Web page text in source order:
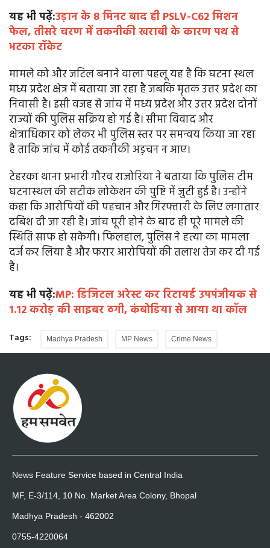
यह भी पढ़ें:उड़ान के 8 मिनट बाद ही PSLV-C62 मिशन
फेल, तीसरे चरण में तकनीकी खराबी के कारण पथ से
भटका रॉकेट
मामले को और जटिल बनाने वाला पहलू यह है कि घटना स्थल
मध्य प्रदेश क्षेत्र में बताया जा रहा है जबकि मृतक उत्तर प्रदेश का
निवासी है। इसी वजह से जांच में मध्य प्रदेश और उत्तर प्रदेश दोनों
राज्यों की पुलिस सक्रिय हो गई है। सीमा विवाद और
क्षेत्राधिकार को लेकर भी पुलिस स्तर पर समन्वय किया जा रहा
है ताकि जांच में कोई तकनीकी अड़चन न आए।
टेहरका थाना प्रभारी गौरव राजोरिया ने बताया कि पुलिस टीम
घटनास्थल की सटीक लोकेशन की पुष्टि में जुटी हुई है। उन्होंने
कहा कि आरोपियों की पहचान और गिरफ्तारी के लिए लगातार
दबिश दी जा रही है। जांच पूरी होने के बाद ही पूरे मामले की
स्थिति साफ हो सकेगी। फिलहाल, पुलिस ने हत्या का मामला
दर्ज कर लिया है और फरार आरोपियों की तलाश तेज कर दी गई
है।
यह भी पढ़ें:MP: डिजिटल अरेस्ट कर रिटायर्ड उपपंजीयक से
1.12 करोड़ की साइबर ठगी, कंबोडिया से आया था कॉल
Tags: Madhya Pradesh MP News Crime News
News Feature Service based in Central India
MF, E-3/114, 10 No. Market Area Colony, Bhopal
Madhya Pradesh - 462002
0755-4220064